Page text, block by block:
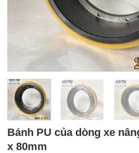
Bánh PU của dòng xe
x 80mm